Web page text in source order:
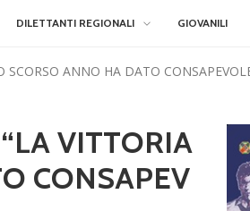
DILETTANTI REGIONALI GIOVANILI
SCORSO ANNO HA DATO
VITTORIA
CONSAPEV